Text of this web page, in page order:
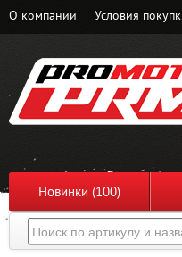
О компании Условия
Новинки (100)